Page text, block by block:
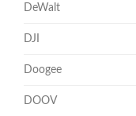
DeWalt
DJI
Doogee
DOOV